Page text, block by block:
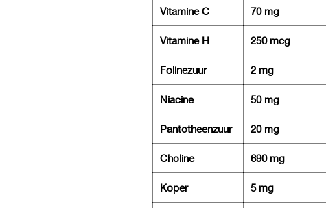
Vitamine C 70 mg
Vitamine H 250 mcg
Folinezuur 2 mg
Niacine 50 mg
Pantotheenzuur 20 mg
Choline 690 mg
Koper 5 mg